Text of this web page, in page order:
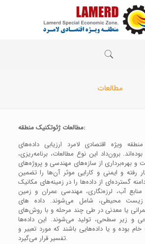
مطالعات
مطالعات ژئوتکنیک منطقه:
ویژه اقتصادی لامرد ارزیابی داده‌هاى
برون‌داد این نوع مطالعات، برنامه‌ریزى،
و بهره‌بردارى از سازه‌هاى مهندسى و پروژه‌هاى
رفته و ایمنى و کارایى موثر آن‌ها را تضمین
گسترده‌اى از داده‌ها را در زمینه‌هاى مکانیک
آب، لرزه‌نگاری، مهندسى عمران و زمین
محیطى، شامل مى‌شوند. داده هاى
یا معدنى در طى چند مرحله و با روش‌هاى
و زیر سطحى، تولید مى‌شوند. این داده‌ها
بوده و یا داده‌هایى باشند که مورد تعبیر و
تفسیر قرار می‌گیرد.